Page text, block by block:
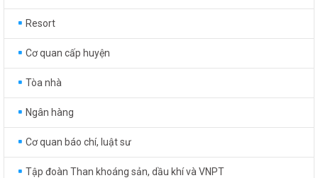
Resort
Cơ quan cấp huyện
Tòa nhà
Ngân hàng
Cơ quan báo chí, luật sư
Tập đoàn Than khoáng sản, dầu khí và VNPT